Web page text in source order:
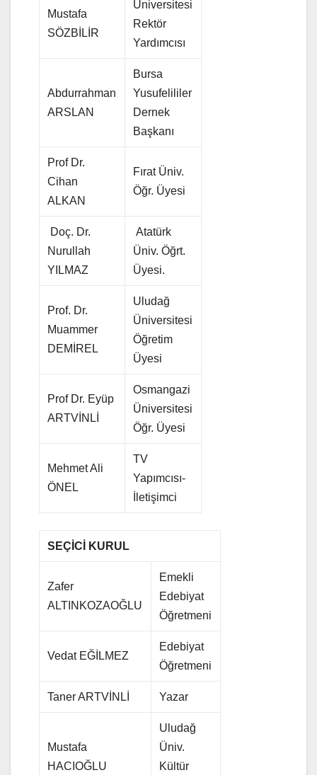
Mustafa
SÖZBİLİR
Üniversitesi
Rektör
Yardımcısı
Abdurrahman
ARSLAN
Bursa
Yusufelililer
Dernek
Başkanı
Prof Dr.
Cihan
ALKAN
Fırat Üniv.
Öğr. Üyesi
Doç. Dr.
Nurullah
YILMAZ
Atatürk
Üniv. Öğrt.
Üyesi.
Prof. Dr.
Muammer
DEMİREL
Uludağ
Üniversitesi
Öğretim
Üyesi
Prof Dr. Eyüp
ARTVİNLİ
Osmangazi
Üniversitesi
Öğr. Üyesi
Mehmet Ali
ÖNEL
TV
Yapımcısı-
İletişimci
SEÇİCİ KURUL
Zafer
ALTINKOZAOĞLU
Emekli
Edebiyat
Öğretmeni
Vedat EĞİLMEZ
Edebiyat
Öğretmeni
Taner ARTVİNLİ Yazar
Mustafa
HACIOĞLU
Uludağ
Üniv.
Kültür